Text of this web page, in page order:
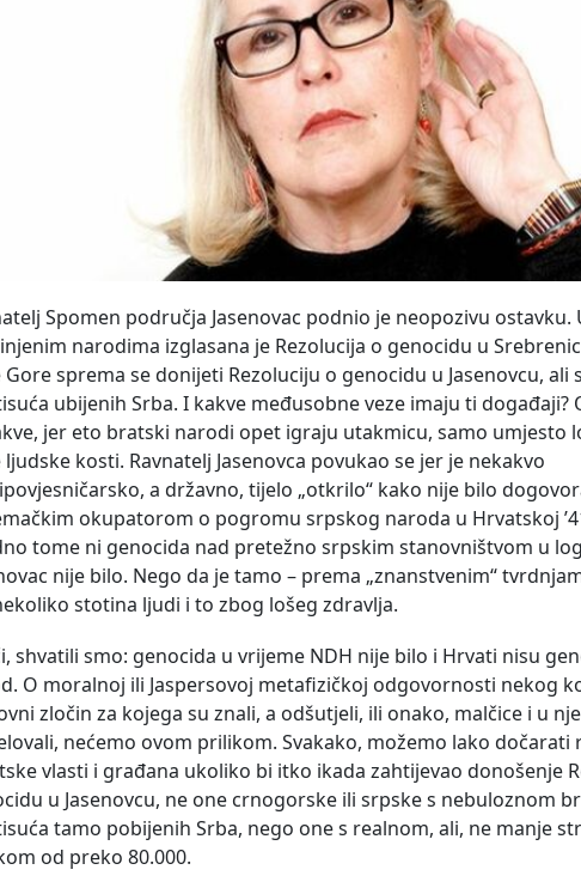
Spomen područja Jasenovac podnio je neopozivu ostavku.
narodima izglasana je Rezolucija o genocidu u
Gore sprema se donijeti Rezoluciju o genocidu u Jasenovcu, ali
ubijenih Srba. I kakve međusobne veze imaju ti događaji?
jer eto bratski narodi opet igraju utakmicu, samo umjesto
kosti. Ravnatelj Jasenovca povukao se jer je nekakvo
a državno, tijelo „otkrilo“ kako nije bilo
okupatorom o pogromu srpskog naroda u Hrvatskoj
tome ni genocida nad pretežno srpskim stanovništvom u
nije bilo. Nego da je tamo – prema „znanstvenim“
stotina ljudi i to zbog lošeg zdravlja.
shvatili smo: genocida u vrijeme NDH nije bilo i Hrvati nisu
O moralnoj ili Jaspersovoj metafizičkoj odgovornosti nekog
zločin za kojega su znali, a odšutjeli, ili onako, malčice i u
nećemo ovom prilikom. Svakako, možemo lako dočarati
vlasti i građana ukoliko bi itko ikada zahtijevao donošenje
u Jasenovcu, ne one crnogorske ili srpske s nebuloznom
tamo pobijenih Srba, nego one s realnom, ali, ne manje
od preko 80.000.